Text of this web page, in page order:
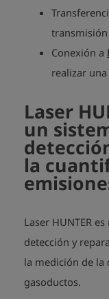
Conexión a
realizar
Laser
un
la
Laser HUNTER
detección y
la medición de la
gasoductos.